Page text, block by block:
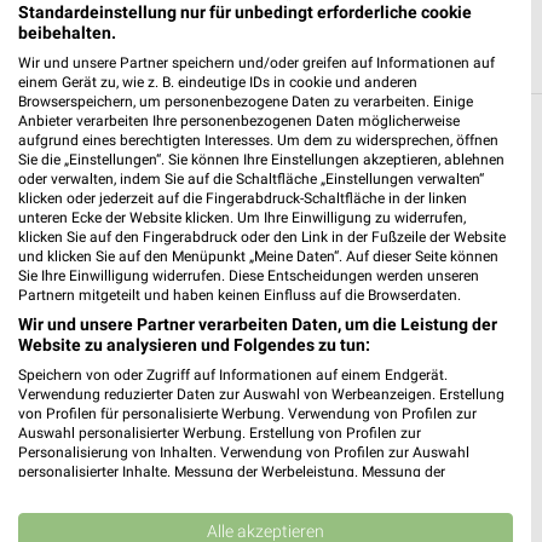
Weitere OBI Geschäfte mit Angeboten in
und um Lahr (Schwarzwald)
5 Geschäfte und Orte
OBI Angebote in Offenburg
Offenburg, Deutschland
593,31 km
OBI Angebote in Emmendingen
Emmendingen, Deutschland
Standardeinstellung nur für unbedingt erforderliche cookie
beibehalten.
Wir und unsere Partner speichern und/oder greifen auf Informationen auf
einem Gerät zu, wie z. B. eindeutige IDs in cookie und anderen
Browserspeichern, um personenbezogene Daten zu verarbeiten. Einige
Anbieter verarbeiten Ihre personenbezogenen Daten möglicherweise
aufgrund eines berechtigten Interesses. Um dem zu widersprechen, öffnen
Sie die „Einstellungen“. Sie können Ihre Einstellungen akzeptieren, ablehnen
oder verwalten, indem Sie auf die Schaltfläche „Einstellungen verwalten“
klicken oder jederzeit auf die Fingerabdruck-Schaltfläche in der linken
unteren Ecke der Website klicken. Um Ihre Einwilligung zu widerrufen,
klicken Sie auf den Fingerabdruck oder den Link in der Fußzeile der Website
und klicken Sie auf den Menüpunkt „Meine Daten“. Auf dieser Seite können
Sie Ihre Einwilligung widerrufen. Diese Entscheidungen werden unseren
Partnern mitgeteilt und haben keinen Einfluss auf die Browserdaten.
Wir und unsere Partner verarbeiten Daten, um die Leistung der
Website zu analysieren und Folgendes zu tun:
Speichern von oder Zugriff auf Informationen auf einem Endgerät.
Verwendung reduzierter Daten zur Auswahl von Werbeanzeigen. Erstellung
von Profilen für personalisierte Werbung. Verwendung von Profilen zur
Auswahl personalisierter Werbung. Erstellung von Profilen zur
Personalisierung von Inhalten. Verwendung von Profilen zur Auswahl
personalisierter Inhalte. Messung der Werbeleistung. Messung der
Kombinationen von Daten aus verschiedenen Quellen. Entwicklung und
Verbesserung der Angebote. Verwendung reduzierter Daten zur Auswahl
Alle akzeptieren